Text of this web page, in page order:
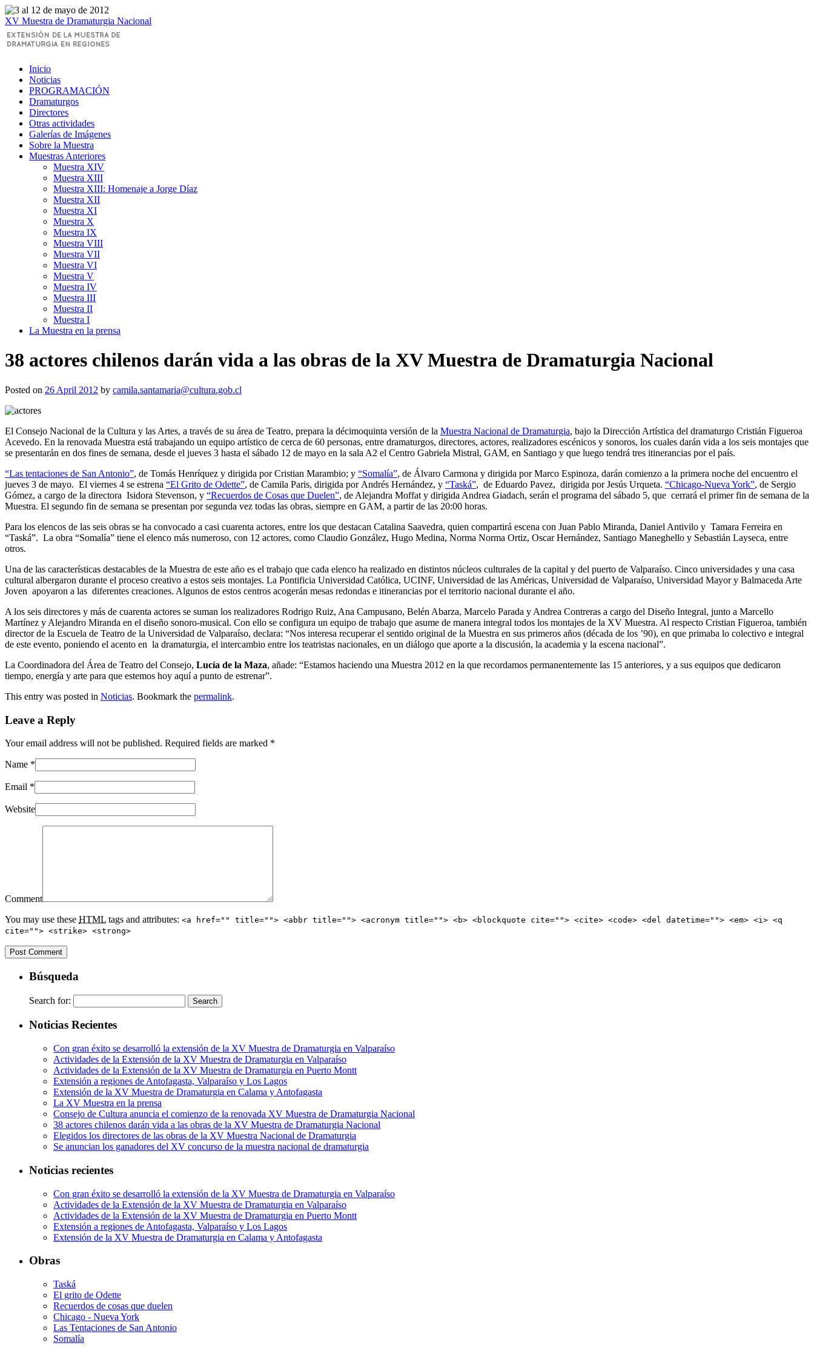
XV Muestra de Dramaturgia Nacional
Inicio
Noticias
PROGRAMACIÓN
Dramaturgos
Directores
Otras actividades
Galerías de Imágenes
Sobre la Muestra
Muestras Anteriores
Muestra XIV
Muestra XIII
Muestra XIII: Homenaje a Jorge Díaz
Muestra XII
Muestra XI
Muestra X
Muestra IX
Muestra VIII
Muestra VII
Muestra VI
Muestra V
Muestra IV
Muestra III
Muestra II
Muestra I
La Muestra en la prensa
38 actores chilenos darán vida a las obras de la XV Muestra de Dramaturgia Nacional
Posted on 26 April 2012 by camila.santamaria@cultura.gob.cl
El Consejo Nacional de la Cultura y las Artes, a través de su área de Teatro, prepara la décimoquinta versión de la Muestra Nacional de Dramaturgia, bajo la Dirección Artística del dramaturgo Cristián Figueroa
Acevedo. En la renovada Muestra está trabajando un equipo artístico de cerca de 60 personas, entre dramaturgos, directores, actores, realizadores escénicos y sonoros, los cuales darán vida a los seis montajes que
se presentarán en dos fines de semana, desde el jueves 3 hasta el sábado 12 de mayo en la sala A2 el Centro Gabriela Mistral, GAM, en Santiago y que luego tendrá tres itinerancias por el país.
“Las tentaciones de San Antonio”, de Tomás Henríquez y dirigida por Cristian Marambio; y “Somalía”, de Álvaro Carmona y dirigida por Marco Espinoza, darán comienzo a la primera noche del encuentro el
jueves 3 de mayo. El viernes 4 se estrena “El Grito de Odette”, de Camila Paris, dirigida por Andrés Hernández, y “Taská”, de Eduardo Pavez, dirigida por Jesús Urqueta. “Chicago-Nueva York”, de Sergio
Gómez, a cargo de la directora Isidora Stevenson, y “Recuerdos de Cosas que Duelen”, de Alejandra Moffat y dirigida Andrea Giadach, serán el programa del sábado 5, que cerrará el primer fin de semana de la
Muestra. El segundo fin de semana se presentan por segunda vez todas las obras, siempre en GAM, a partir de las 20:00 horas.
Para los elencos de las seis obras se ha convocado a casi cuarenta actores, entre los que destacan Catalina Saavedra, quien compartirá escena con Juan Pablo Miranda, Daniel Antivilo y Tamara Ferreira en
“Taská”. La obra “Somalía” tiene el elenco más numeroso, con 12 actores, como Claudio González, Hugo Medina, Norma Norma Ortiz, Oscar Hernández, Santiago Maneghello y Sebastián Layseca, entre
otros.
Una de las características destacables de la Muestra de este año es el trabajo que cada elenco ha realizado en distintos núcleos culturales de la capital y del puerto de Valparaíso. Cinco universidades y una casa
cultural albergaron durante el proceso creativo a estos seis montajes. La Pontificia Universidad Católica, UCINF, Universidad de las Américas, Universidad de Valparaíso, Universidad Mayor y Balmaceda Arte
Joven apoyaron a las diferentes creaciones. Algunos de estos centros acogerán mesas redondas e itinerancias por el territorio nacional durante el año.
A los seis directores y más de cuarenta actores se suman los realizadores Rodrigo Ruiz, Ana Campusano, Belén Abarza, Marcelo Parada y Andrea Contreras a cargo del Diseño Integral, junto a Marcello
Martínez y Alejandro Miranda en el diseño sonoro-musical. Con ello se configura un equipo de trabajo que asume de manera integral todos los montajes de la XV Muestra. Al respecto Cristian Figueroa, también
director de la Escuela de Teatro de la Universidad de Valparaíso, declara: “Nos interesa recuperar el sentido original de la Muestra en sus primeros años (década de los ’90), en que primaba lo colectivo e integral
de este evento, poniendo el acento en la dramaturgia, el intercambio entre los teatristas nacionales, en un diálogo que aporte a la discusión, la academia y la escena nacional”.
La Coordinadora del Área de Teatro del Consejo, Lucía de la Maza, añade: “Estamos haciendo una Muestra 2012 en la que recordamos permanentemente las 15 anteriores, y a sus equipos que dedicaron
tiempo, energía y arte para que estemos hoy aquí a punto de estrenar”.
This entry was posted in Noticias. Bookmark the permalink.
Leave a Reply
Your email address will not be published. Required fields are marked *
Name *
Email *
Website
Comment
You may use these HTML tags and attributes: <a href="" title=""> <abbr title=""> <acronym title=""> <b> <blockquote cite=""> <cite> <code> <del datetime=""> <em> <i> <q
cite=""> <strike> <strong>
Búsqueda
Search for:
Noticias Recientes
Con gran éxito se desarrolló la extensión de la XV Muestra de Dramaturgia en Valparaíso
Actividades de la Extensión de la XV Muestra de Dramaturgia en Valparaíso
Actividades de la Extensión de la XV Muestra de Dramaturgia en Puerto Montt
Extensión a regiones de Antofagasta, Valparaíso y Los Lagos
Extensión de la XV Muestra de Dramaturgia en Calama y Antofagasta
La XV Muestra en la prensa
Consejo de Cultura anuncia el comienzo de la renovada XV Muestra de Dramaturgia Nacional
38 actores chilenos darán vida a las obras de la XV Muestra de Dramaturgia Nacional
Elegidos los directores de las obras de la XV Muestra Nacional de Dramaturgia
Se anuncian los ganadores del XV concurso de la muestra nacional de dramaturgia
Noticias recientes
Con gran éxito se desarrolló la extensión de la XV Muestra de Dramaturgia en Valparaíso
Actividades de la Extensión de la XV Muestra de Dramaturgia en Valparaíso
Actividades de la Extensión de la XV Muestra de Dramaturgia en Puerto Montt
Extensión a regiones de Antofagasta, Valparaíso y Los Lagos
Extensión de la XV Muestra de Dramaturgia en Calama y Antofagasta
Obras
Taská
El grito de Odette
Recuerdos de cosas que duelen
Chicago - Nueva York
Las Tentaciones de San Antonio
Somalía